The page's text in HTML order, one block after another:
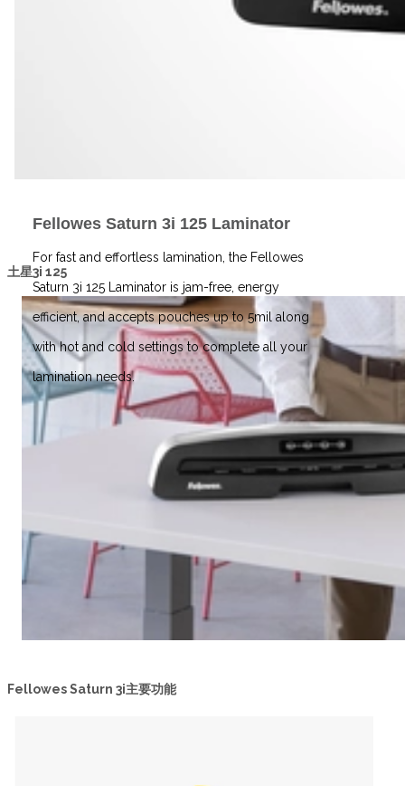
土星3i 125
Fellowes Saturn 3i 125 Laminator
For fast and effortless lamination, the Fellowes
Saturn 3i 125 Laminator is jam-free, energy
efficient, and accepts pouches up to 5mil along
with hot and cold settings to complete all your
lamination needs.
Fellowes Saturn 3i主要功能